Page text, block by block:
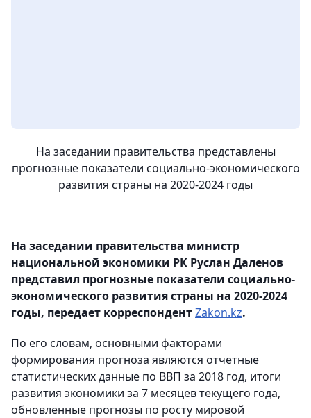
На заседании правительства представлены
прогнозные показатели социально-экономического
развития страны на 2020-2024 годы
На заседании правительства министр
национальной экономики РК Руслан Даленов
представил прогнозные показатели социально-
экономического развития страны на 2020-2024
годы, передает корреспондентZakon.kz.
По его словам, основными факторами
формирования прогноза являются отчетные
статистических данные по ВВП за 2018 год, итоги
развития экономики за 7 месяцев текущего года,
обновленные прогнозы по росту мировой